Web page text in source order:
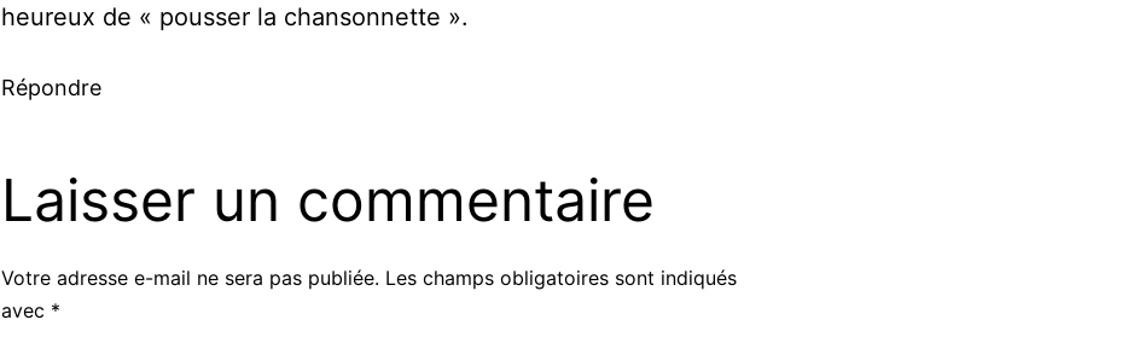
heureux de « pousser la chansonnette ».
Répondre
Laisser un commentaire
Votre adresse e-mail ne sera pas publiée. Les champs obligatoires sont indiqués
avec *